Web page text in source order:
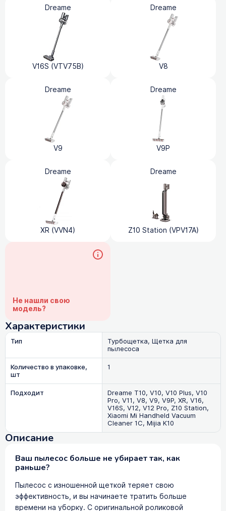
Dreame
V16S (VTV75B)
Dreame
V8
Dreame
V9
Dreame
V9P
Dreame
XR (VVN4)
Dreame
Z10 Station (VPV17A)
Не нашли свою
модель?
Характеристики
Тип Турбощетка, Щетка для
пылесоса
Количество в упаковке,
шт
1
Подходит Dreame T10, V10, V10 Plus, V10
Pro, V11, V8, V9, V9P, XR, V16,
V16S, V12, V12 Pro, Z10 Station,
Xiaomi Mi Handheld Vacuum
Cleaner 1C, Mijia K10
Описание
Ваш пылесос больше не убирает так, как
раньше?
Пылесос с изношенной щеткой теряет свою
эффективность, и вы начинаете тратить больше
времени на уборку. С оригинальной роликовой